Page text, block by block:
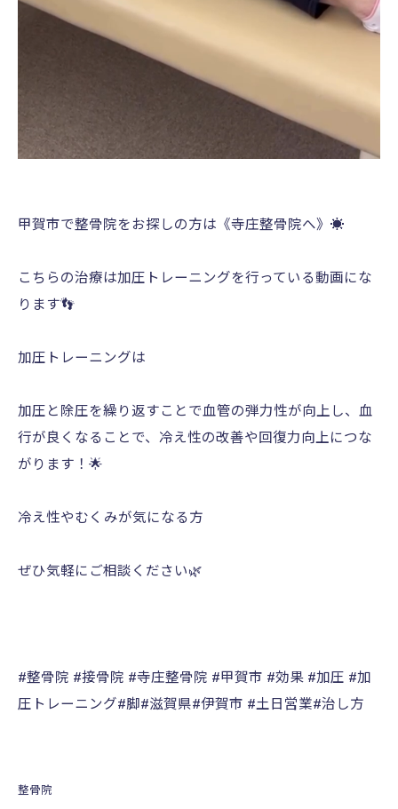
甲賀市で整骨院をお探しの方は《寺庄整骨院へ》☀️
こちらの治療は加圧トレーニングを行っている動画にな
ります👣
加圧トレーニングは
加圧と除圧を繰り返すことで血管の弾力性が向上し、血
行が良くなることで、冷え性の改善や回復力向上につな
がります！🌟
冷え性やむくみが気になる方
ぜひ気軽にご相談ください🌿
#整骨院 #接骨院 #寺庄整骨院 #甲賀市 #効果 #加圧 #加
圧トレーニング#脚#滋賀県#伊賀市 #土日営業#治し方
整骨院